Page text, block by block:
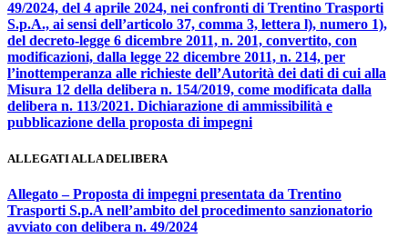
49/2024, del 4 aprile 2024, nei confronti di Trentino Trasporti
S.p.A., ai sensi dell’articolo 37, comma 3, lettera l), numero 1),
del decreto-legge 6 dicembre 2011, n. 201, convertito, con
modificazioni, dalla legge 22 dicembre 2011, n. 214, per
l’inottemperanza alle richieste dell’Autorità dei dati di cui alla
Misura 12 della delibera n. 154/2019, come modificata dalla
delibera n. 113/2021. Dichiarazione di ammissibilità e
pubblicazione della proposta di impegni
ALLEGATI ALLA DELIBERA
Allegato – Proposta di impegni presentata da Trentino
Trasporti S.p.A nell’ambito del procedimento sanzionatorio
avviato con delibera n. 49/2024